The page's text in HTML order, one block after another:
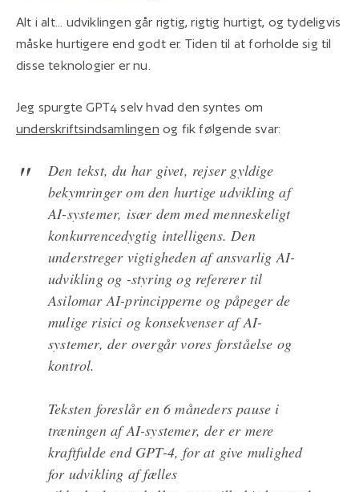
Alt i alt... udviklingen går rigtig, rigtig hurtigt, og tydeligvis
måske hurtigere end godt er. Tiden til at forholde sig til
disse teknologier er nu.
Jeg spurgte GPT4 selv hvad den syntes om
underskriftsindsamlingen og fik følgende svar:
Den tekst, du har givet, rejser gyldige
bekymringer om den hurtige udvikling af
AI-systemer, især dem med menneskeligt
konkurrencedygtig intelligens. Den
understreger vigtigheden af ansvarlig AI-
udvikling og -styring og refererer til
Asilomar AI-principperne og påpeger de
mulige risici og konsekvenser af AI-
systemer, der overgår vores forståelse og
kontrol.
Teksten foreslår en 6 måneders pause i
træningen af AI-systemer, der er mere
kraftfulde end GPT-4, for at give mulighed
for udvikling af fælles